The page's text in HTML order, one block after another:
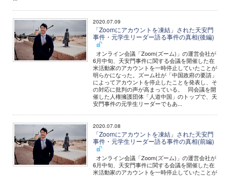
2020.07.09
「Zoomにアカウントを凍結」された天安門
事件・元学生リーダー語る事件の真相(後編)
オンライン会議「Zoom(ズーム)」の運営会社が
6月中旬、天安門事件に関する会議を開催した在
米活動家のアカウントを一時停止していたことが
明らかになった。ズーム社が「中国政府の要請」
によってアカウントを停止したことを発表し、そ
の対応に批判の声が高まっている。 同会議を開
催した人権擁護団体「人道中国」のトップで、天
安門事件の元学生リーダーでもあ...
2020.07.08
「Zoomにアカウントを凍結」された天安門
事件・元学生リーダー語る事件の真相(前編)
オンライン会議「Zoom(ズーム)」の運営会社が
6月中旬、天安門事件に関する会議を開催した在
米活動家のアカウントを一時停止していたことが